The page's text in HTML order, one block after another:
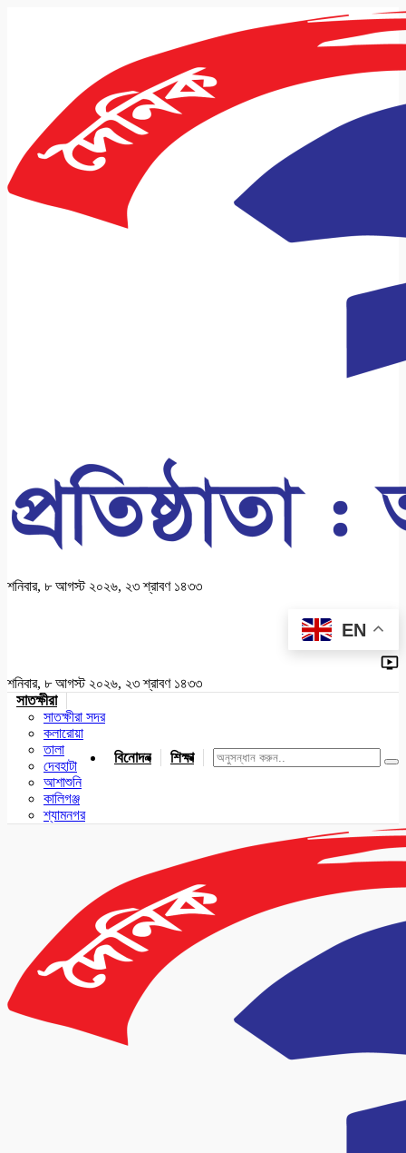
শনিবার, ৮ আগস্ট ২০২৬, ২৩ শ্রাবণ ১৪৩৩
EN
শনিবার, ৮ আগস্ট ২০২৬, ২৩ শ্রাবণ ১৪৩৩
সাতক্ষীরা
সাতক্ষীরা সদর
কলারোয়া
তালা
দেবহাটা
আশাশুনি
কালিগঞ্জ
শ্যামনগর
বিনোদন শিক্ষা খেলাধুলা জাতীয় যশোর